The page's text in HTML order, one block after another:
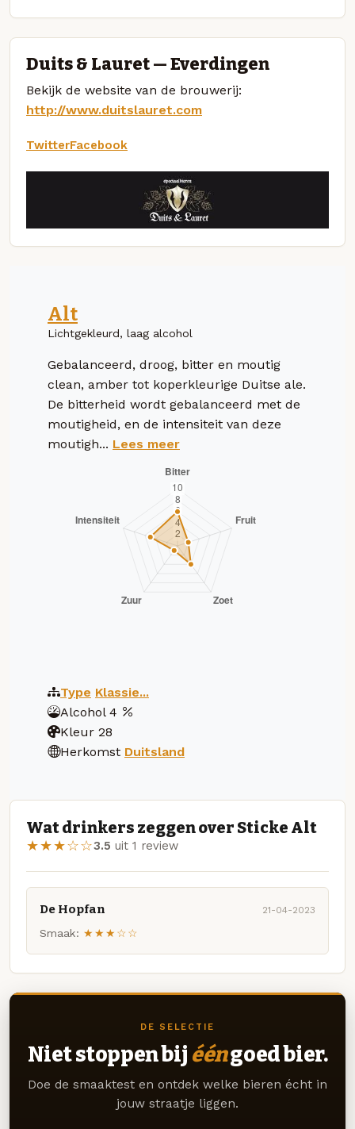
Duits & Lauret — Everdingen
Bekijk de website van de brouwerij:
http://www.duitslauret.com
TwitterFacebook
Alt
Lichtgekleurd, laag alcohol
Gebalanceerd, droog, bitter en moutig
clean, amber tot koperkleurige Duitse ale.
De bitterheid wordt gebalanceerd met de
moutigheid, en de intensiteit van deze
moutigh... Lees meer
Type Klassie...
Alcohol 4
Kleur 28
Herkomst Duitsland
Wat drinkers zeggen over Sticke Alt
★★★☆☆3.5 uit 1 review
De Hopfan 21-04-2023
Smaak: ★★★☆☆
DE SELECTIE
Niet stoppen bij ééngoed bier.
Doe de smaaktest en ontdek welke bieren écht in
jouw straatje liggen.